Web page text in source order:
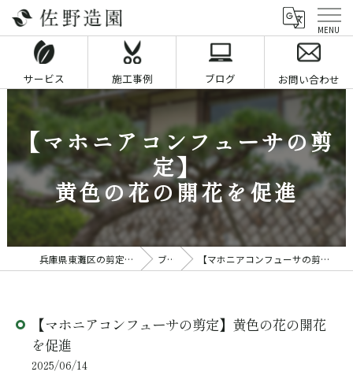
サービス 施工事例 ブログ お問い合わせ
【マホニアコンフューサの剪
定】
黄色の花の開花を促進
兵庫県東灘区の剪定業者なら佐野造園 ブログ 【マホニアコンフューサの剪定】黄色の花の開花を促進
【マホニアコンフューサの剪定】黄色の花の開花
を促進
2025/06/14